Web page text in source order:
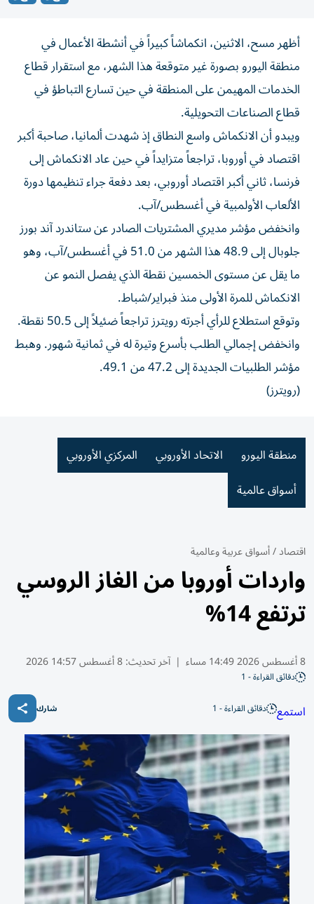
أظهر مسح، الاثنين، انكماشاً كبيراً في أنشطة الأعمال في
منطقة اليورو بصورة غير متوقعة هذا الشهر، مع استقرار قطاع
الخدمات المهيمن على المنطقة في حين تسارع التباطؤ في
قطاع الصناعات التحويلية.
ويبدو أن الانكماش واسع النطاق إذ شهدت ألمانيا، صاحبة أكبر
اقتصاد في أوروبا، تراجعاً متزايداً في حين عاد الانكماش إلى
فرنسا، ثاني أكبر اقتصاد أوروبي، بعد دفعة جراء تنظيمها دورة
الألعاب الأولمبية في أغسطس/آب.
وانخفض مؤشر مديري المشتريات الصادر عن ستاندرد آند بورز
جلوبال إلى 48.9 هذا الشهر من 51.0 في أغسطس/آب، وهو
ما يقل عن مستوى الخمسين نقطة الذي يفصل النمو عن
الانكماش للمرة الأولى منذ فبراير/شباط.
وتوقع استطلاع للرأي أجرته رويترز تراجعاً ضئيلاً إلى 50.5 نقطة.
وانخفض إجمالي الطلب بأسرع وتيرة له في ثمانية شهور. وهبط
مؤشر الطلبيات الجديدة إلى 47.2 من 49.1.
(رويترز)
منطقة اليورو الاتحاد الأوروبي
المركزي الأوروبي
أسواق عالمية
اقتصاد/أسواق عربية وعالمية
واردات أوروبا من الغاز الروسي
ترتفع 14%
8 أغسطس 2026 14:49 مساء | آخر تحديث:8 أغسطس 14:57 2026
دقائق القراءة - 1
استمع دقائق القراءة - 1 شارك